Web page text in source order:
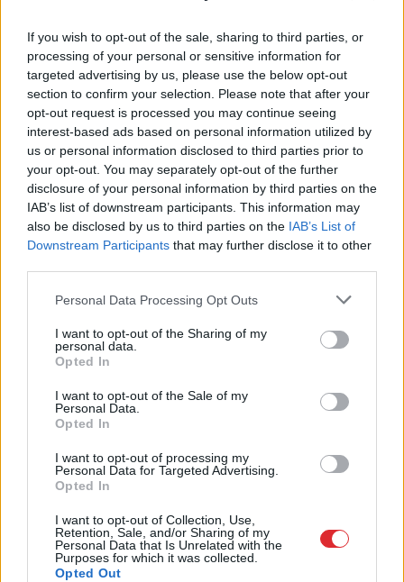
If you wish to opt-out of the sale, sharing to third parties, or
processing of your personal or sensitive information for
targeted advertising by us, please use the below opt-out
section to confirm your selection. Please note that after your
opt-out request is processed you may continue seeing
interest-based ads based on personal information utilized by
us or personal information disclosed to third parties prior to
your opt-out. You may separately opt-out of the further
disclosure of your personal information by third parties on the
IAB’s list of downstream participants. This information may
also be disclosed by us to third parties on the IAB’s List of
Downstream Participants that may further disclose it to other
Please note that this website/app uses one or more Google
not limited to your visit or usage behaviour. You may click to
grant or deny consent to Google and its third-party tags to
use your data for below specified purposes in below Google
consent section.
Personal Data Processing Opt Outs
I want to opt-out of the Sharing of my
personal data.
Opted In
I want to opt-out of the Sale of my
Personal Data.
Opted In
I want to opt-out of processing my
Personal Data for Targeted Advertising.
Opted In
I want to opt-out of Collection, Use,
Retention, Sale, and/or Sharing of my
Personal Data that Is Unrelated with the
Purposes for which it was collected.
Opted Out
Sadarbības projekts
Speciālisti konsultē: Rudens vīrusi, klepus
profilakse un ārstēšanas iespējas
mentālās veselības
profilaksei
veselība – klusais
risks, par kuru
sievietēm jāzina